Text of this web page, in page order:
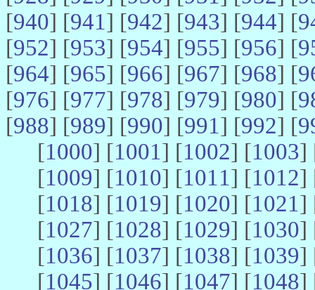
[940] [941] [942] [943] [944] [
[952] [953] [954] [955] [956] [
[964] [965] [966] [967] [968] [
[976] [977] [978] [979] [980] [
[988] [989] [990] [991] [992] [
[1000] [1001] [1002] [1003]
[1009] [1010] [1011] [1012]
[1018] [1019] [1020] [1021]
[1027] [1028] [1029] [1030]
[1036] [1037] [1038] [1039]
[1045] [1046] [1047] [1048]